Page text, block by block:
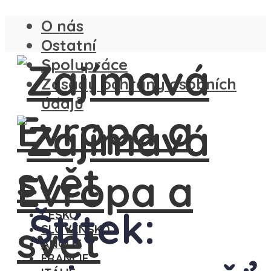
O nás
Ostatní
Spolupráce
Zásady ochrany osobních
údajů
ČESKO
SLOVENSKO
ANGLIE
FRANCIE
Štítek: